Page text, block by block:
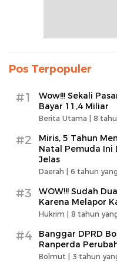
Pos Terpopuler
#1
Wow!!! Sekali
Bayar 11,4 Miliar
Berita Utama | 8
#2
Miris, 5 Tahun
Natal Pemuda Ini
Jelas
Daerah | 6 tahun
#3
WOW!!! Sudah
Karena Melapor
Hukrim | 8 tahun
#4
Banggar DPRD
Ranperda
Bolmut | 3 tahun